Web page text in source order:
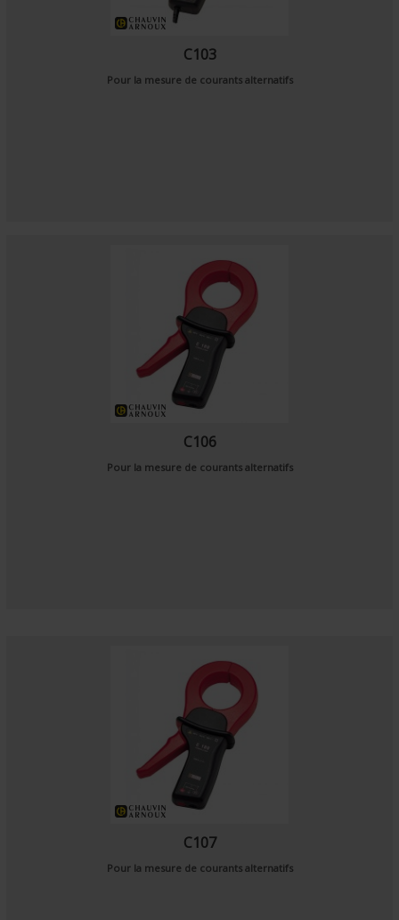
C103
Pour la mesure de courants alternatifs
C106
Pour la mesure de courants alternatifs
C107
Pour la mesure de courants alternatifs